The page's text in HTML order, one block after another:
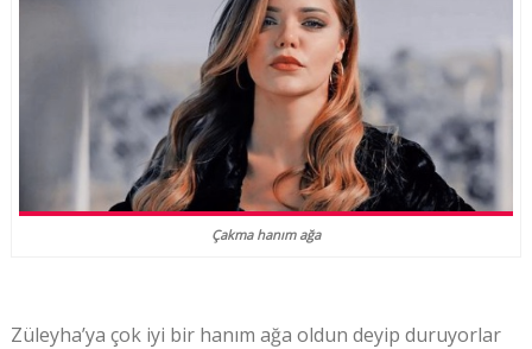
Çakma hanım ağa
Züleyha’ya çok iyi bir hanım ağa oldun deyip duruyorlar